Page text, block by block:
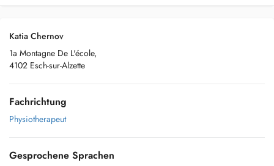
Katia Chernov
1a Montagne De L'école,
4102 Esch-sur-Alzette
Fachrichtung
Physiotherapeut
Gesprochene Sprachen